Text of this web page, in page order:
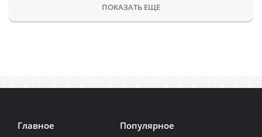
ПОКАЗАТЬ ЕЩЕ
Главное Популярное